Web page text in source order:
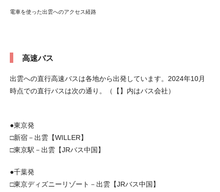
電車を使った出雲へのアクセス経路
高速バス
出雲への直行高速バスは各地から出発しています。2024年10月
時点での直行バスは次の通り。（【】内はバス会社）
●東京発
□新宿－出雲【WILLER】
□東京駅－出雲【JRバス中国】
●千葉発
□東京ディズニーリゾート－出雲【JRバス中国】